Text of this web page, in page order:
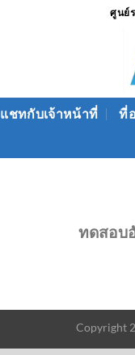
ศูนย์
แชทกับเจ้าหน้าที่ ที่
ทดสอบ
Copyright